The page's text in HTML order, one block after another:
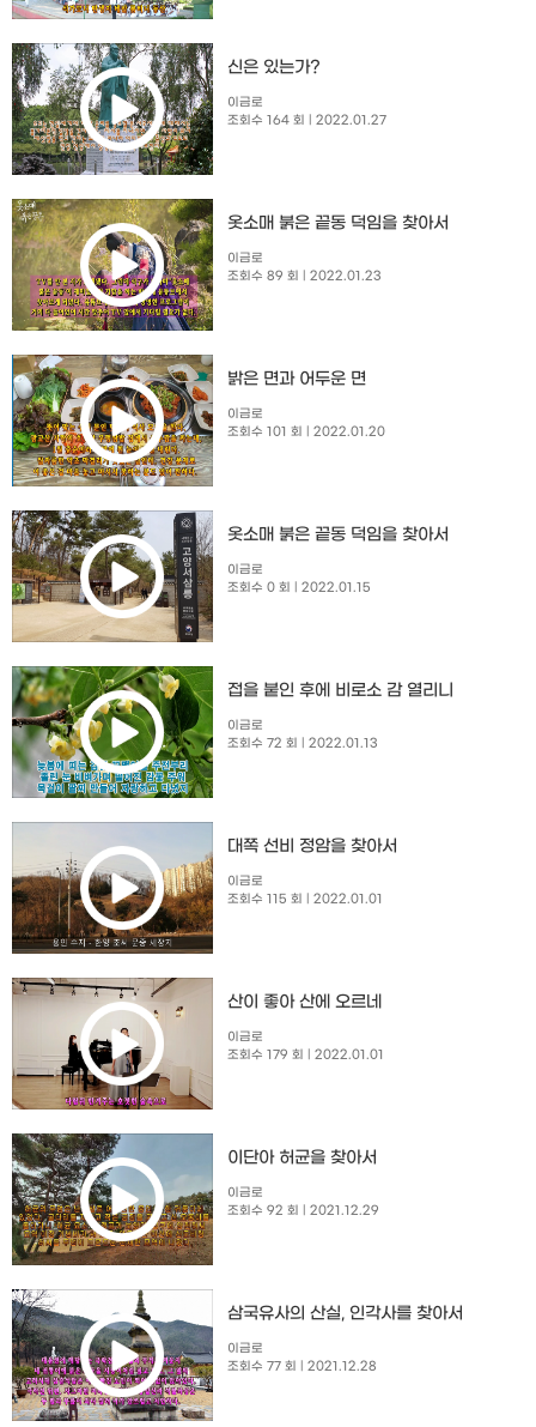
신은 있는가?
이금로
조회수 164 회
| 2022.01.27
옷소매 붉은 끝동 덕임을 찾아서
이금로
조회수 89 회
| 2022.01.23
밝은 면과 어두운 면
이금로
조회수 101 회
| 2022.01.20
옷소매 붉은 끝동 덕임을 찾아서
이금로
조회수 0 회
| 2022.01.15
접을 붙인 후에 비로소 감 열리니
이금로
조회수 72 회
| 2022.01.13
대쪽 선비 정암을 찾아서
이금로
조회수 115 회
| 2022.01.01
산이 좋아 산에 오르네
이금로
조회수 179 회
| 2022.01.01
이단아 허균을 찾아서
이금로
조회수 92 회
| 2021.12.29
삼국유사의 산실, 인각사를 찾아서
이금로
조회수 77 회
| 2021.12.28